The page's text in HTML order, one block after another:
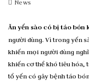
News
Ăn yến sào có bị táo bón
người dùng. Vì trong yến
khiến mọi người dùng
khiến cơ thể khó tiêu hóa,
tổ yến có gây bệnh táo